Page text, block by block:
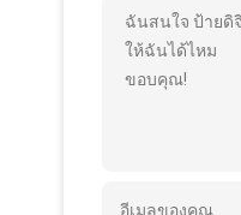
ฉันสนใจ ป้ายดิ
ให้ฉันได้ไหม
ขอบคุณ!